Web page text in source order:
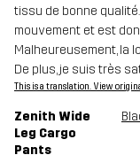
tissu de bonne
mouvement et est
Malheureusement, la
De plus, je suis très
This is a translation. View
Zenith Wide
Leg Cargo
Pants